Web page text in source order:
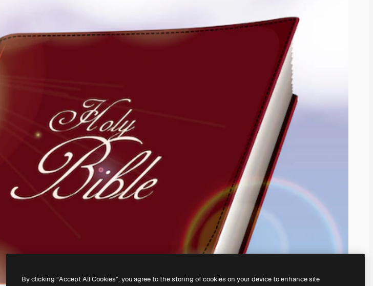
By clicking “Accept All Cookies”, you agree to the storing of cookies on your device to enhance site